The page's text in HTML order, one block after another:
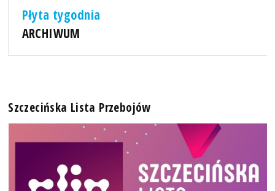
Płyta tygodnia
ARCHIWUM
Szczecińska Lista Przebojów